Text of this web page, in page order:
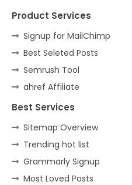
Product Services
Signup for MailChimp
Best Seleted Posts
Semrush Tool
ahref Affiliate
Best Services
Sitemap Overview
Trending hot list
Grammarly Signup
Most Loved Posts